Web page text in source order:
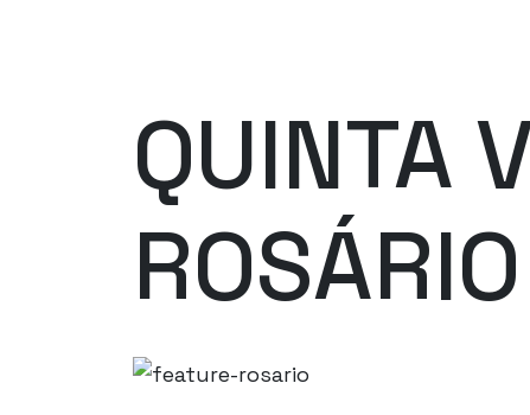
QUINTA
ROSÁRIO